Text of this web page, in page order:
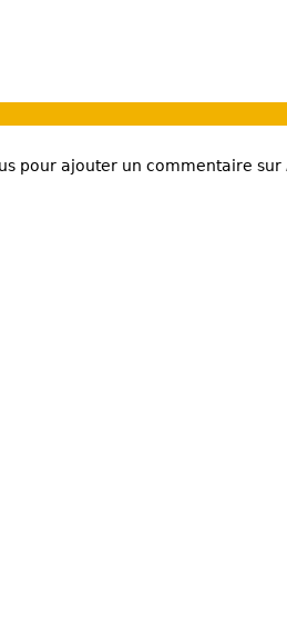
pour ajouter un commentaire sur